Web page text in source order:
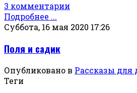
3 комментарии
Подробнее ...
Суббота, 16 мая 2020 17:26
Поля и садик
Опубликовано в Рассказы для
Теги